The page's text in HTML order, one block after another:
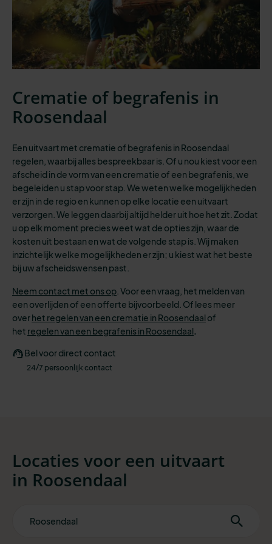
Crematie of begrafenis in
Roosendaal
Een uitvaart met crematie of begrafenis in Roosendaal
regelen, waarbij alles bespreekbaar is. Of u nou kiest voor een
afscheid in de vorm van een crematie of een begrafenis, we
begeleiden u stap voor stap. We weten welke mogelijkheden
er zijn in de regio en kunnen op elke locatie een uitvaart
verzorgen. We leggen daarbij altijd helder uit hoe het zit. Zodat
u op elk moment precies weet wat de opties zijn, waar de
kosten uit bestaan en wat de volgende stap is. Wij maken
inzichtelijk welke mogelijkheden er zijn; u kiest wat het beste
bij uw afscheidswensen past.
Neem contact met ons op . Voor een vraag, het melden van
een overlijden of een offerte bijvoorbeeld. Of lees meer
overhet regelen van een crematie in Roosendaal of
het regelen van een begrafenis in Roosendaal.
Bel voor direct contact
24/7 persoonlijk contact
Locaties voor een uitvaart
in Roosendaal